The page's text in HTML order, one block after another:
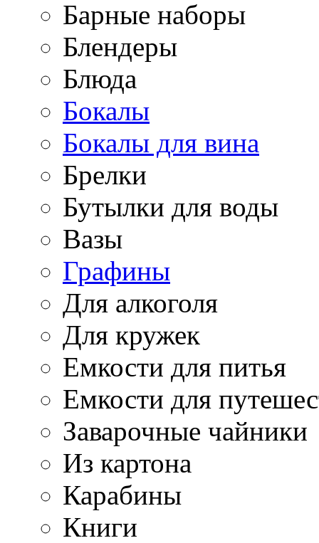
Барные наборы
Блендеры
Блюда
Бокалы
Бокалы для вина
Брелки
Бутылки для воды
Вазы
Графины
Для алкоголя
Для кружек
Емкости для питья
Емкости для
Заварочные чайники
Из картона
Карабины
Книги